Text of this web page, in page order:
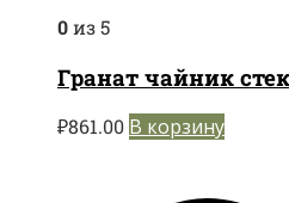
0из 5
Гранат чайник
₽861.00 В корзину